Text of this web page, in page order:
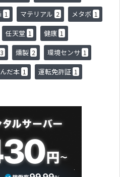
1 マテリアル 2 メタボ 1
任天堂 1 健康 1
3 燻製 2 環境センサ 1
だ本 1 運転免許証 1